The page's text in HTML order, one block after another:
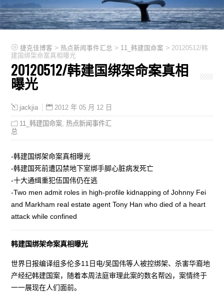
捷克佳博客 > 热点新闻事件汇总 > 11_韩建国命案 > 20120512/韩
建国绑架命案真相曝光
20120512/韩建国绑架命案真相
曝光
jackjia 2012 年 05 月 12 日
11_韩建国命案 ,热点新闻事件汇
总
-韩建国绑架命案真相曝光
-韩建国死前遭囚禁地下室绑手脚心脏病发死亡
-十大通缉重犯伍国伟仍在逃
-Two men admit roles in high-profile kidnapping of Johnny Fei
and Markham real estate agent Tony Han who died of a heart
attack while confined
韩建国绑架命案真相曝光
世界日报编译组多伦多11日电/吴国伟等人被控绑架、杀害华裔地
产经纪韩建国案，随着本周法庭审理此案的数名帮凶，案情终于
一一展现在人们面前。